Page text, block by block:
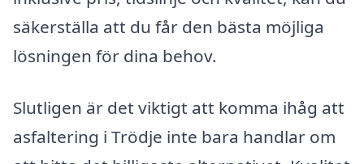
säkerställa att du får den bästa möjliga
lösningen för dina behov.
Slutligen är det viktigt att komma ihåg att
asfaltering i Trödje inte bara handlar om